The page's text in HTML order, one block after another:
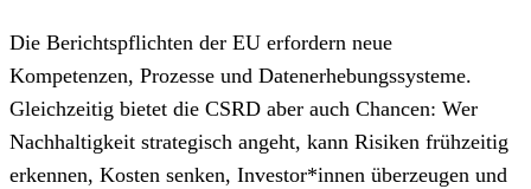
Die Berichtspflichten der EU erfordern neue
Kompetenzen, Prozesse und Datenerhebungssysteme.
Gleichzeitig bietet die CSRD aber auch Chancen: Wer
Nachhaltigkeit strategisch angeht, kann Risiken frühzeitig
erkennen, Kosten senken, Investor*innen überzeugen und